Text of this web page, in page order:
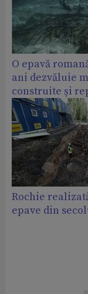
O epavă
ani dezvăluie
construite și
Rochie
epave din